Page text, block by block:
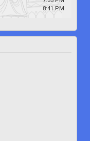
7:35 PM
8:41 PM